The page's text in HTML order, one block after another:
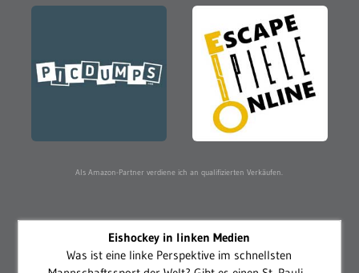
Als Amazon-Partner verdiene ich an qualifizierten Verkäufen.
Eishockey in linken Medien
Was ist eine linke Perspektive im schnellsten